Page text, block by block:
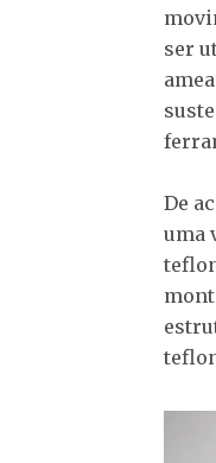
ser
De
uma